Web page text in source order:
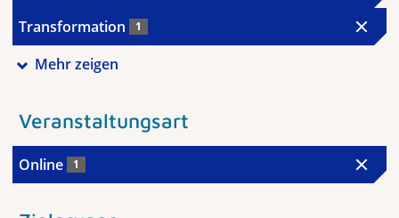
Transformation 1
Mehr zeigen
Veranstaltungsart
Online 1